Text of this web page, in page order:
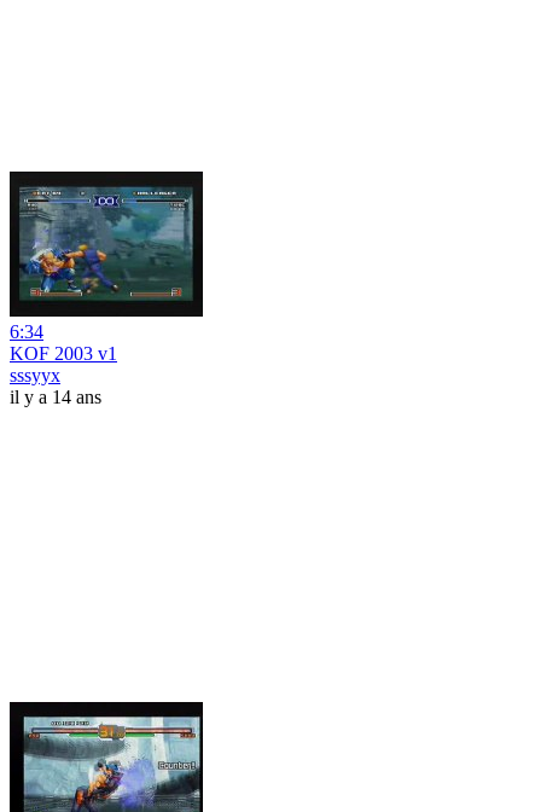
6:34
KOF 2003 v1
sssyyx
il y a 14 ans